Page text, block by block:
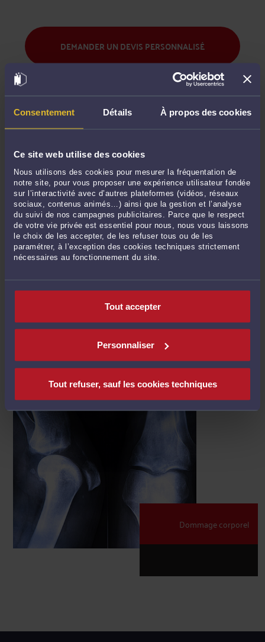
Consentement Détails À propos des cookies
Ce site web utilise des cookies
Nous utilisons des cookies pour mesurer la fréquentation de
notre site, pour vous proposer une expérience utilisateur fondée
sur l’interactivité avec d’autres plateformes (vidéos, réseaux
sociaux, contenus animés…) ainsi que la gestion et l’analyse
du suivi de nos campagnes publicitaires. Parce que le respect
de votre vie privée est essentiel pour nous, nous vous laissons
le choix de les accepter, de les refuser tous ou de les
paramétrer, à l’exception des cookies techniques strictement
nécessaires au fonctionnement du site.
Tout accepter
Personnaliser
Tout refuser, sauf les cookies techniques
DEMANDER UN DEVIS PERSONNALISÉ
COMMENT MARCHE CE SERVICE GRATUIT
DE DEVIS AVOCAT ?
chez vous pratiquant le Droit des assurances. Vous pourrez
recevoir jusqu'à 5 devis qui vous feront état des prestations et du
coût de l'avocat pour une action directe en responsabilité contre
l'assureur de l'auteur d'un dommage. Ensuite, libre à vous de
contacter l'avocat de votre choix, en toute confidentialité.
AVOCAT POUR LES AUTRES MISSIONS
DANS LA CATÉGORIE : DOMMAGE
Accidents et indemnisation
Contentieux de l'assurance
Dommage corporel